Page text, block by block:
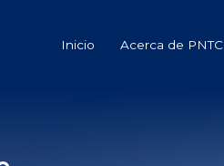
Inicio Acerca de PNTC